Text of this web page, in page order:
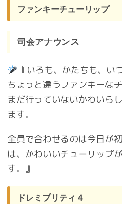
ファンキーチューリップ
司会アナウンス
『いろも、かたちも、い
ちょっと違うファンキーな
まだ行っていないかわいら
ます。
全員で合わせるのは今日が
は、かわいいチューリップ
す。』
ドレミプリティ４